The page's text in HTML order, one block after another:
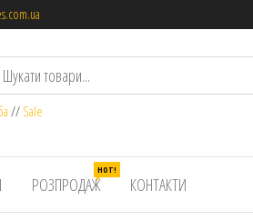
// Sale
РОЗПРОДАЖ
HOT!
КОНТАКТИ